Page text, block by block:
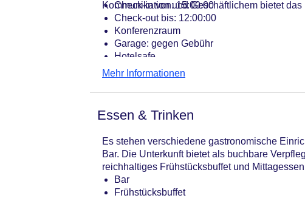
Kommunikation und Geschäftlichem bietet
Check-in von: 15:00:00
Check-out bis: 12:00:00
Konferenzraum
Garage: gegen Gebühr
Hotelsafe
WLAN/WiFi im Hotel
Lift
Haustiere: gegen Gebühr
Gesamtanzahl der Stockwerke: 5
Gesamtanzahl der Zimmer: 74
Zahlungsarten: American Express, EC
Landeskategorie: 3 Sterne
Mehr Informationen
Essen & Trinken
Es stehen verschiedene gastronomische
Bar. Die Unterkunft bietet als buchbare
reichhaltiges Frühstücksbuffet und
Bar
Frühstücksbuffet